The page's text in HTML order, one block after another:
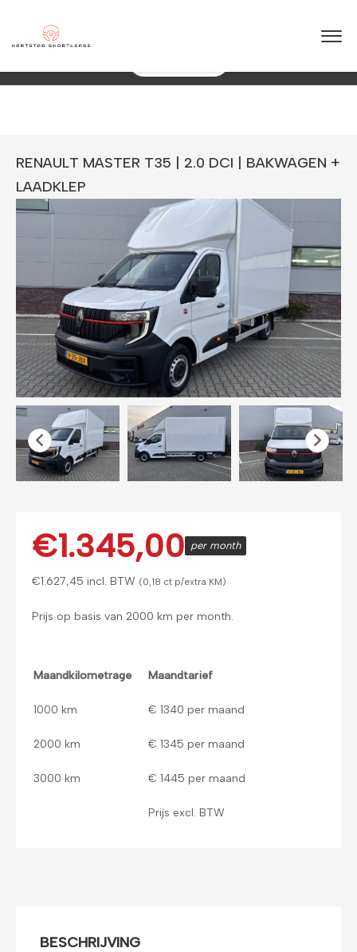
jaar ervaring in shortlease – Betrouwbaar & flexibel!
RENAULT MASTER T35 | 2.0 DCI | BAKWAGEN +
LAADKLEP
€1.345,00 per month
€1.627,45 incl. BTW (0,18 ct p/extra KM)
Prijs op basis van 2000 km per month.
Maandkilometrage Maandtarief
1000 km € 1340 per maand
2000 km € 1345 per maand
3000 km € 1445 per maand
Prijs excl. BTW
BESCHRIJVING